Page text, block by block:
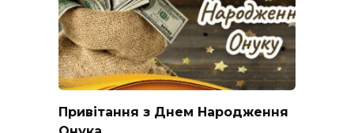
Привітання з Днем Народження